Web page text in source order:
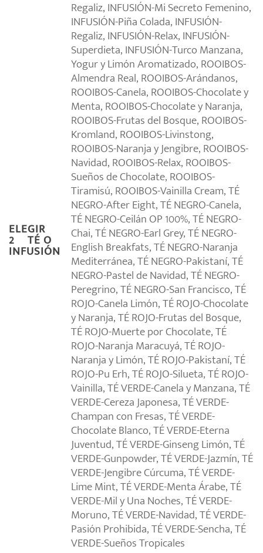
ELEGIR
2º TÉ O
INFUSIÓN
Regaliz, INFUSIÓN-Mi Secreto Femenino,
INFUSIÓN-Piña Colada, INFUSIÓN-
Regaliz, INFUSIÓN-Relax, INFUSIÓN-
Superdieta, INFUSIÓN-Turco Manzana,
Yogur y Limón Aromatizado, ROOIBOS-
Almendra Real, ROOIBOS-Arándanos,
ROOIBOS-Canela, ROOIBOS-Chocolate y
Menta, ROOIBOS-Chocolate y Naranja,
ROOIBOS-Frutas del Bosque, ROOIBOS-
Kromland, ROOIBOS-Livinstong,
ROOIBOS-Naranja y Jengibre, ROOIBOS-
Navidad, ROOIBOS-Relax, ROOIBOS-
Sueños de Chocolate, ROOIBOS-
Tiramisú, ROOIBOS-Vainilla Cream, TÉ
NEGRO-After Eight, TÉ NEGRO-Canela,
TÉ NEGRO-Ceilán OP 100%, TÉ NEGRO-
Chai, TÉ NEGRO-Earl Grey, TÉ NEGRO-
English Breakfats, TÉ NEGRO-Naranja
Mediterránea, TÉ NEGRO-Pakistaní, TÉ
NEGRO-Pastel de Navidad, TÉ NEGRO-
Peregrino, TÉ NEGRO-San Francisco, TÉ
ROJO-Canela Limón, TÉ ROJO-Chocolate
y Naranja, TÉ ROJO-Frutas del Bosque,
TÉ ROJO-Muerte por Chocolate, TÉ
ROJO-Naranja Maracuyá, TÉ ROJO-
Naranja y Limón, TÉ ROJO-Pakistaní, TÉ
ROJO-Pu Erh, TÉ ROJO-Silueta, TÉ ROJO-
Vainilla, TÉ VERDE-Canela y Manzana, TÉ
VERDE-Cereza Japonesa, TÉ VERDE-
Champan con Fresas, TÉ VERDE-
Chocolate Blanco, TÉ VERDE-Eterna
Juventud, TÉ VERDE-Ginseng Limón, TÉ
VERDE-Gunpowder, TÉ VERDE-Jazmín, TÉ
VERDE-Jengibre Cúrcuma, TÉ VERDE-
Lime Mint, TÉ VERDE-Menta Árabe, TÉ
VERDE-Mil y Una Noches, TÉ VERDE-
Moruno, TÉ VERDE-Navidad, TÉ VERDE-
Pasión Prohibida, TÉ VERDE-Sencha, TÉ
VERDE-Sueños Tropicales